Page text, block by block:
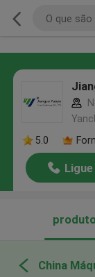
5.0
China